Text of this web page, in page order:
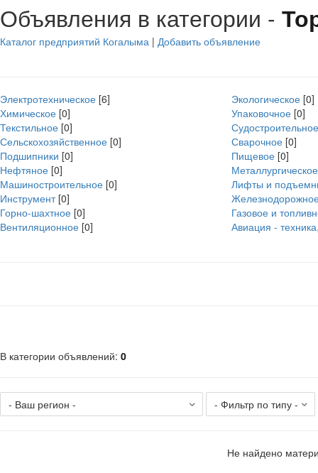
Объявления в категории -
Каталог предприятий Когалыма | Добавить объявление
Электротехническое [6] Экологическое [0]
Химическое [0] Упаковочное [0]
Текстильное [0]
Судостроительное
Сельскохозяйственное [0] Сварочное [0]
Подшипники [0] Пищевое [0]
Нефтяное [0]
Металлургическое
Машиностроительное [0]
Лифты и
Инструмент [0]
Горно-шахтное [0]
Газовое и
Вентиляционное [0] Авиация -
В категории объявлений: 0
Не найдено